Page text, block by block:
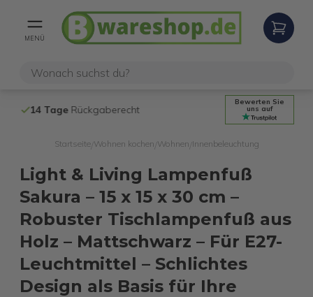
MENÜ
14 Tage Rückgaberecht Kostenloser
Bewerten Sie
uns auf
Startseite/ Wohnen kochen Wohnen Innenbeleuchtung
Light & Living Lampenfuß
Sakura – 15 x 15 x 30 cm –
Robuster Tischlampenfuß aus
Holz – Mattschwarz – Für E27-
Leuchtmittel – Schlichtes
Design als Basis für Ihre